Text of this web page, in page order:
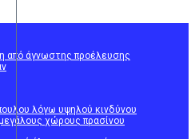
από άγνωστης προέλευσης
λόγω υψηλού κινδύνου
χώρους πρασίνου